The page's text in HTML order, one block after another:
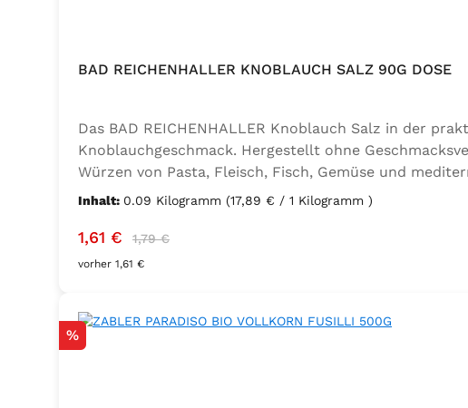
BAD REICHENHALLER KNOBLAUCH SALZ 90G DOSE
Das BAD REICHENHALLER Knoblauch Salz in der
Knoblauchgeschmack. Hergestellt ohne
Würzen von Pasta, Fleisch, Fisch, Gemüse und
Sellerie, Zwiebel, Basilikum, Dill, Majoran, Lorbeer,
Inhalt: 0.09 Kilogramm (17,89 € / 1 Kilogramm )
Verkaufspreis:
1,61 € Regulärer Preis:
1,79 €
vorher 1,61 €
Rabatt
%